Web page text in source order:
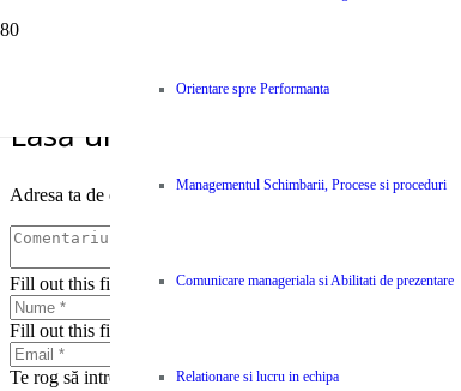
Orientare spre Performanta
Managementul Schimbarii, Procese si proceduri
Comunicare manageriala si Abilitati de prezentare
Relationare si lucru in echipa
Lasă un răspuns
Adresa ta de email nu va fi publicată. Câmpurile obligatorii
Fill out this field
Fill out this field
Te rog să introduci o adresă de email validă.